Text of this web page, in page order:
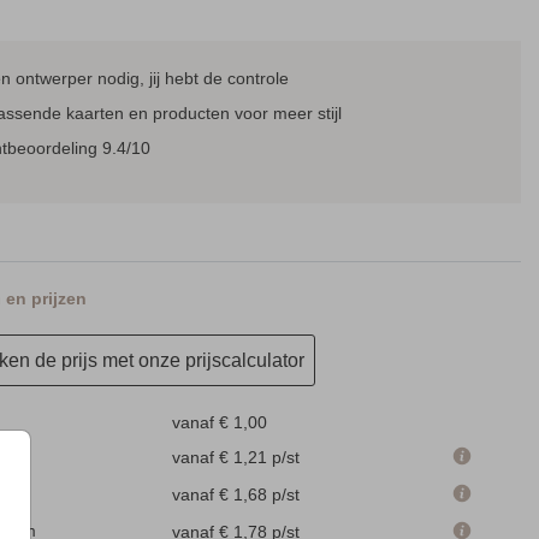
ontwerper nodig, jij hebt de controle
kaarten en producten voor meer stijl
9.4/10
en prijzen
de prijs met onze prijscalculator
vanaf € 1,00
vanaf € 1,21 p/st
vanaf € 1,68 p/st
cm
vanaf € 1,78 p/st